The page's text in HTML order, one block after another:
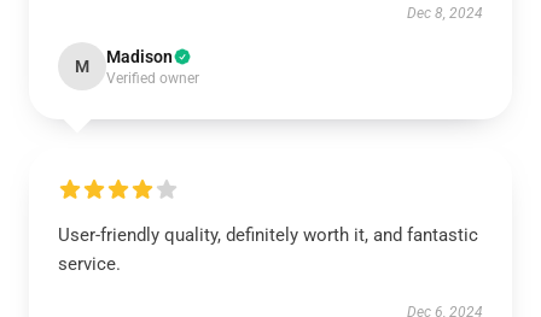
Dec 8, 2024
M Madison
Verified owner
User-friendly quality, definitely worth it, and fantastic
service.
Dec 6, 2024